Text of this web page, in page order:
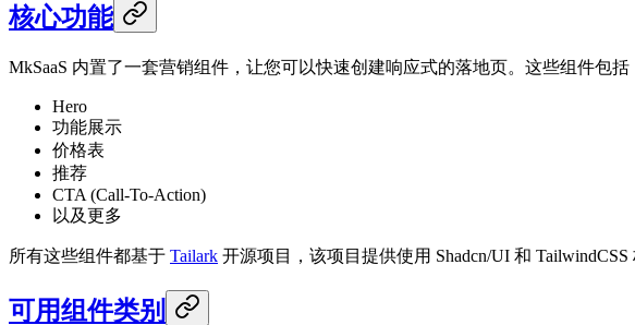
核心功能
MkSaaS 内置了一套营销组件，让您可以快速创建响应式的落地页。这些组件包括
Hero
功能展示
价格表
推荐
CTA (Call-To-Action)
以及更多
所有这些组件都基于 Tailark 开源项目，该项目提供使用 Shadcn/UI 和 TailwindCSS
可用组件类别